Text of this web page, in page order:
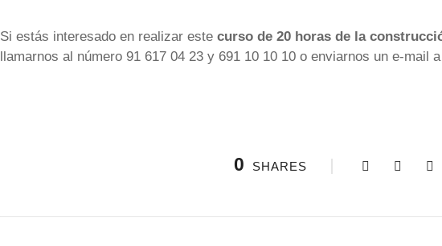
Si estás interesado en realizar este curso de 20 horas de la
llamarnos al número 91 617 04 23 y 691 10 10 10 o enviarnos un e-mail a
0 SHARES